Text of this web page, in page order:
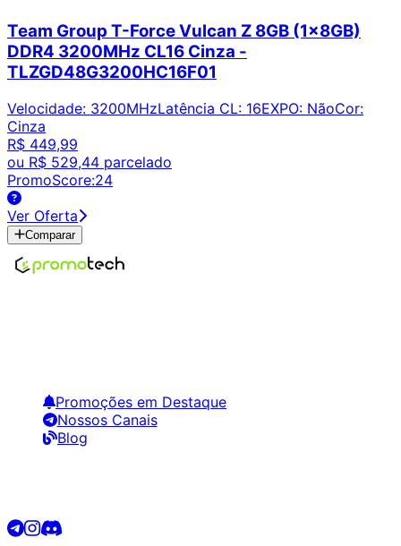
Team Group T-Force Vulcan Z 8GB (1x8GB)
DDR4 3200MHz CL16 Cinza -
TLZGD48G3200HC16F01
Velocidade: 3200MHzLatência CL: 16EXPO: NãoCor:
Cinza
R$ 449,99
ou R$ 529,44 parcelado
PromoScore:24
Ver Oferta
Comparar
Promoções em Destaque
Nossos Canais
Blog